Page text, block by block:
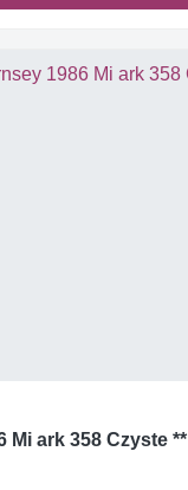
Mi ark 358 Czyste **